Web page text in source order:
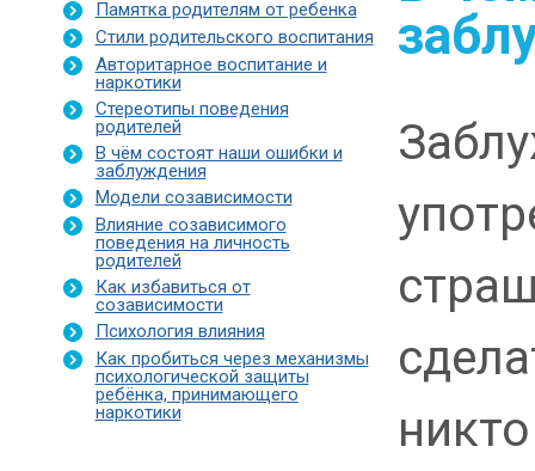
Памятка родителям от ребенка
Стили родительского воспитания
Авторитарное воспитание и
наркотики
Стереотипы поведения
родителей
В чём состоят наши ошибки и
заблуждения
Модели созависимости
Влияние созависимого
поведения на личность
родителей
Как избавиться от
созависимости
Психология влияния
Как пробиться через механизмы
психологической защиты
ребёнка, принимающего
наркотики